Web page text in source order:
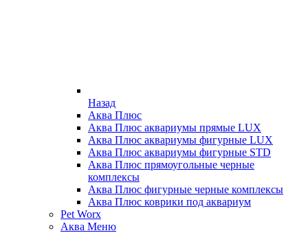
Назад
Аква Плюс
Аква Плюс аквариумы прямые LUX
Аква Плюс аквариумы фигурные LUX
Аква Плюс аквариумы фигурные STD
Аква Плюс прямоугольные черные
комплексы
Аква Плюс фигурные черные комплексы
Аква Плюс коврики под аквариум
Pet Worx
Аква Меню